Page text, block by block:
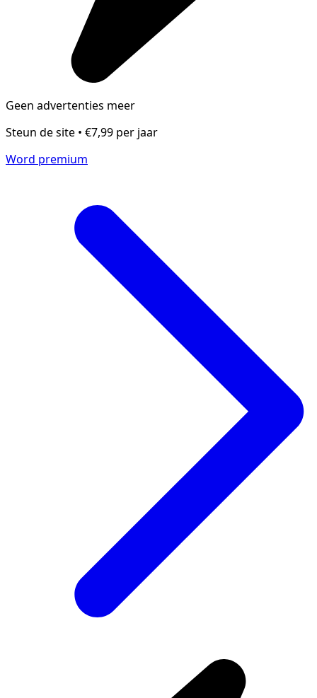
Geen advertenties meer
Steun de site • €7,99 per jaar
Word premium